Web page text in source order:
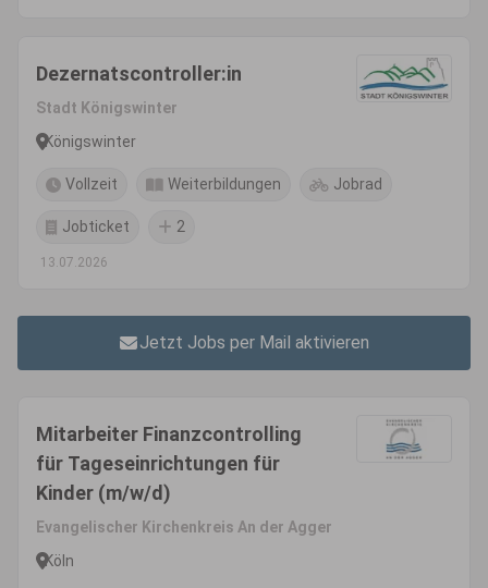
Dezernatscontroller:in
Stadt Königswinter
Königswinter
Vollzeit Weiterbildungen Jobrad
Jobticket 2
13.07.2026
Jetzt Jobs per Mail aktivieren
Mitarbeiter Finanzcontrolling
für Tageseinrichtungen für
Kinder (m/w/d)
Evangelischer Kirchenkreis An der Agger
Köln